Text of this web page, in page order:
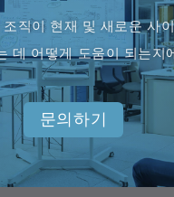
직이 현재 및 새로운 사
데 어떻게 도움이 되는지
문의하기